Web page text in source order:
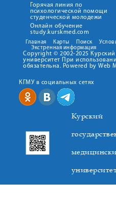
Горячая линия по
психологической помощи
студенческой молодежи
Онлайн обучение
study.kurskmed.com
Главная Карты Поиск
Экстренная информация
Copyright © 2002-2025
университет При
обязательна. Powered by Web
КГМУ в социальных сетях
Курский